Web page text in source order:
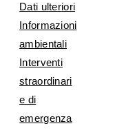
Dati ulteriori
Informazioni
ambientali
Interventi
straordinari
e di
emergenza